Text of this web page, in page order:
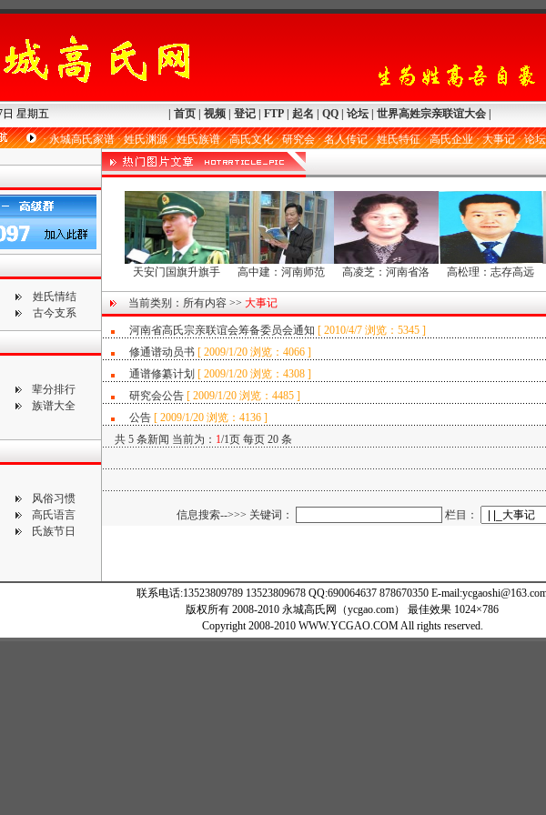
日 星期五 首页 视频 登记 FTP 起名 QQ 论坛 世界高姓宗亲联谊大会
· 永城高氏家谱 · 姓氏渊源 · 姓氏族谱 · 高氏文化 · 研究会 · 名人传记 · 姓氏特征 · 高氏企业 · 大事记 · 论坛
姓氏情结
古今支系
辈分排行
族谱大全
风俗习惯
高氏语言
氏族节日
天安门国旗升旗手 高中建：河南师范 高凌芝：河南省洛 高松理：志存高远
当前类别： 所有内容 >> 大事记
河南省高氏宗亲联谊会筹备委员会通知 [ 2010/4/7 浏览：5345 ]
修通谱动员书 [ 2009/1/20 浏览：4066 ]
通谱修纂计划 [ 2009/1/20 浏览：4308 ]
研究会公告 [ 2009/1/20 浏览：4485 ]
公告 [ 2009/1/20 浏览：4136 ]
共 5 条新闻 当前为： 1/1页 每页 20 条
信息搜索-->>> 关键词： 栏目：
联系电话:13523809789 13523809678 QQ:690064637 878670350 E-
版权所有 2008-2010 永城高氏网（ycgao.com） 最佳效果 1024×786
Copyright 2008-2010 WWW.YCGAO.COM All rights reserved.